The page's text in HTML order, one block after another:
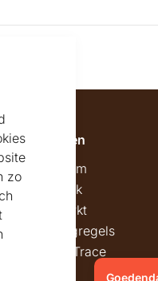
Algemeen
Showroom
Maatwerk
Kerstmarkt
Belastingregels
Track & Trace
zo